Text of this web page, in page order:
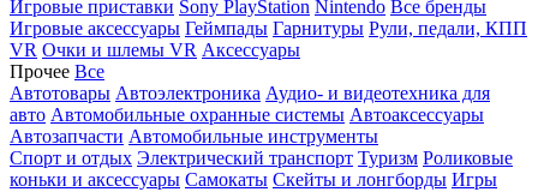
Игровые приставки Sony PlayStation Nintendo Все бренды
Игровые аксессуары Геймпады Гарнитуры Рули, педали, КПП
VR Очки и шлемы VR Аксессуары
Прочее Все
Автотовары Автоэлектроника Аудио- и видеотехника для
авто Автомобильные охранные системы Автоаксессуары
Автозапчасти Автомобильные инструменты
Спорт и отдых Электрический транспорт Туризм Роликовые
коньки и аксессуары Самокаты Скейты и лонгборды Игры